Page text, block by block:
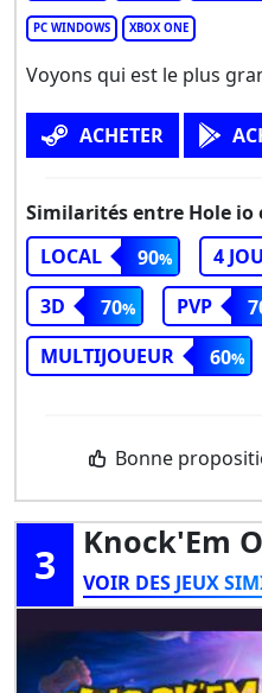
PC WINDOWS XBOX ONE
Voyons qui est le plus
ACHETER
Similarités entre Hole io
LOCAL
90 4
3D
70 PVP
MULTIJOUEUR
60
Bonne
3 Knock'Em
VOIR DES JEUX